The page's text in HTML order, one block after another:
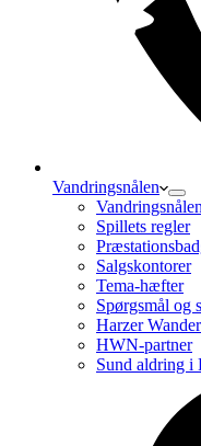
Vandringsnålen
Spillets regler
Salgskontorer
Tema-hæfter
Spørgsmål og
Harzer
HWN-partner
Sund aldring i